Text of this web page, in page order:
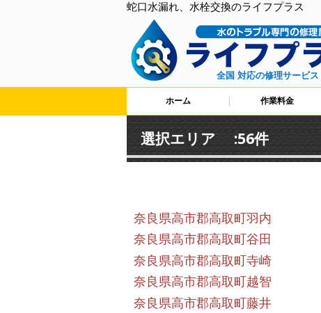
蛇口水漏れ、水栓交換のライフプラス
全国 対応の修理サービス
ホーム 作業料金
選択エリア :56件
奈良県高市郡高取町羽内
奈良県高市郡高取町谷田
奈良県高市郡高取町寺崎
奈良県高市郡高取町越智
奈良県高市郡高取町藤井